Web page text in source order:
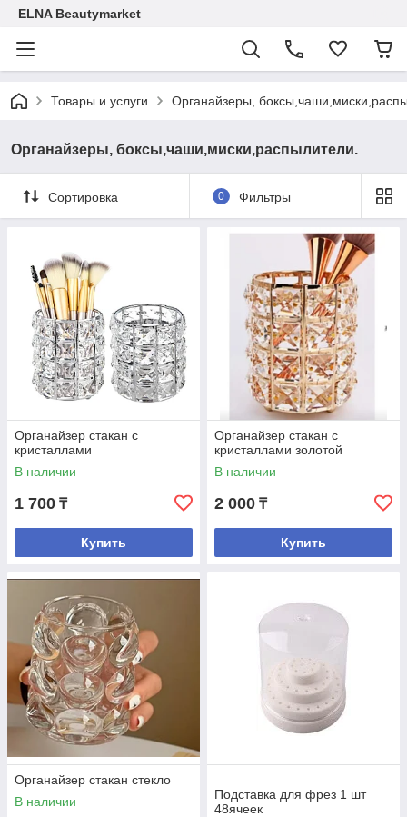
ELNA Beautymarket
Товары и услуги Органайзеры,
Органайзеры, боксы,чаши,миски,распылители.
Сортировка 0 Фильтры
Органайзер стакан с
кристаллами
В наличии
1 700 ₸
Купить
Органайзер стакан с
кристаллами золотой
В наличии
2 000 ₸
Купить
Органайзер стакан стекло
В наличии
Подставка для фрез 1 шт
48ячеек